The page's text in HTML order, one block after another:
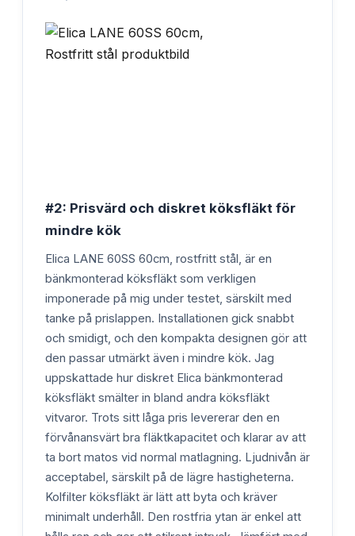
#2: Prisvärd och diskret köksfläkt för
mindre kök
Elica LANE 60SS 60cm, rostfritt stål, är en
bänkmonterad köksfläkt som verkligen
imponerade på mig under testet, särskilt med
tanke på prislappen. Installationen gick snabbt
och smidigt, och den kompakta designen gör att
den passar utmärkt även i mindre kök. Jag
uppskattade hur diskret Elica bänkmonterad
köksfläkt smälter in bland andra köksfläkt
vitvaror. Trots sitt låga pris levererar den en
förvånansvärt bra fläktkapacitet och klarar av att
ta bort matos vid normal matlagning. Ljudnivån är
acceptabel, särskilt på de lägre hastigheterna.
Kolfilter köksfläkt är lätt att byta och kräver
minimalt underhåll. Den rostfria ytan är enkel att